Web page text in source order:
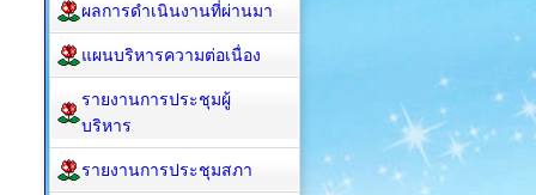
ผลการดำเนินงานที่ผ่านมา
แผนบริหารความต่อเนื่อง
รายงานการประชุมผู้
บริหาร
รายงานการประชุมสภา